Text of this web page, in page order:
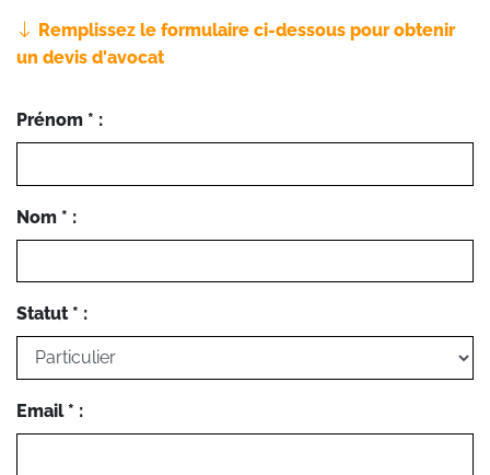
Remplissez le formulaire ci-dessous pour obtenir
un devis d'avocat
Prénom * :
Nom * :
Statut * :
Email * :